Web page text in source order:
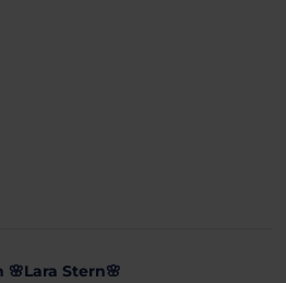
🌸Lara Stern🌸